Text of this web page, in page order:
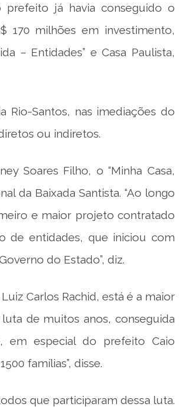
já havia conseguido o
170 milhões em investimento,
– Entidades” e Casa Paulista,
Rio-Santos, nas imediações do
ou indiretos.
Soares Filho, o “Minha Casa,
da Baixada Santista. “Ao longo
e maior projeto contratado
de entidades, que iniciou com
do Estado”, diz.
Carlos Rachid, está é a maior
de muitos anos, conseguida
em especial do prefeito Caio
famílias”, disse.
que participaram dessa luta.